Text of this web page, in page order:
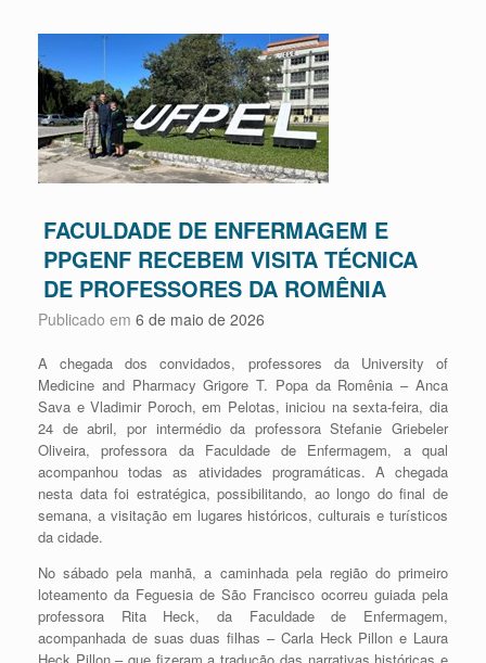
FACULDADE DE ENFERMAGEM E
PPGENF RECEBEM VISITA TÉCNICA
DE PROFESSORES DA ROMÊNIA
Publicado em 6 de maio de 2026
A chegada dos convidados, professores da University of
Medicine and Pharmacy Grigore T. Popa da Romênia – Anca
Sava e Vladimir Poroch, em Pelotas, iniciou na sexta-feira, dia
24 de abril, por intermédio da professora Stefanie Griebeler
Oliveira, professora da Faculdade de Enfermagem, a qual
acompanhou todas as atividades programáticas. A chegada
nesta data foi estratégica, possibilitando, ao longo do final de
semana, a visitação em lugares históricos, culturais e turísticos
da cidade.
No sábado pela manhã, a caminhada pela região do primeiro
loteamento da Feguesia de São Francisco ocorreu guiada pela
professora Rita Heck, da Faculdade de Enfermagem,
acompanhada de suas duas filhas – Carla Heck Pillon e Laura